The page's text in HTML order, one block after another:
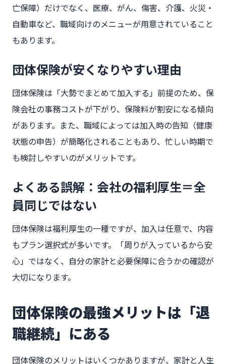
亡保障）だけでなく、医療、がん、傷害、介護、火災・
自動車など、職域向けのメニューが用意されていること
もあります。
団体保険が安くなりやすい理由
団体保険は「大勢でまとめて加入する」前提のため、保
険会社の事務コストが下がり、保険料が割安になる傾向
があります。また、職域によっては加入時の告知（健康
状態の申告）が簡略化されることもあり、忙しい時期で
も検討しやすいのがメリットです。
よくある誤解：会社の福利厚生＝全
員同じではない
団体保険は福利厚生の一種ですが、加入は任意で、内容
もプラン選択式が多いです。「周りが入っているから安
心」ではなく、自分の家計と必要保障に合うかの確認が
大切になります。
団体保険の最強メリットは「退
職継続」にある
団体保険のメリットはいくつかありますが、家計と人生